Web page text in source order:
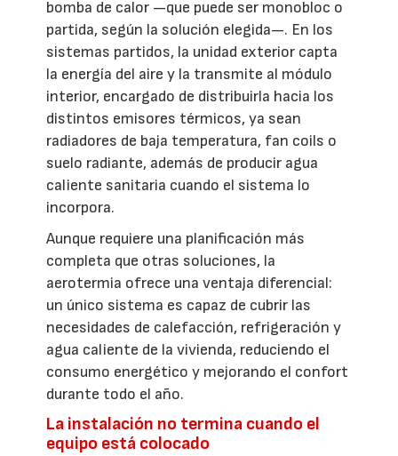
bomba de calor —que puede ser monobloc o
partida, según la solución elegida—. En los
sistemas partidos, la unidad exterior capta
la energía del aire y la transmite al módulo
interior, encargado de distribuirla hacia los
distintos emisores térmicos, ya sean
radiadores de baja temperatura, fan coils o
suelo radiante, además de producir agua
caliente sanitaria cuando el sistema lo
incorpora.
Aunque requiere una planificación más
completa que otras soluciones, la
aerotermia ofrece una ventaja diferencial:
un único sistema es capaz de cubrir las
necesidades de calefacción, refrigeración y
agua caliente de la vivienda, reduciendo el
consumo energético y mejorando el confort
durante todo el año.
La instalación no termina cuando el
equipo está colocado